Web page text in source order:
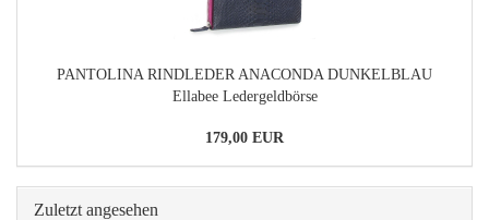
PANTOLINA RINDLEDER ANACONDA DUNKELBLAU
Ellabee Ledergeldbörse
179,00 EUR
Zuletzt angesehen